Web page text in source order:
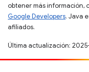
obtener más información,
Google Developers. Java
afiliados.
Última actualización: